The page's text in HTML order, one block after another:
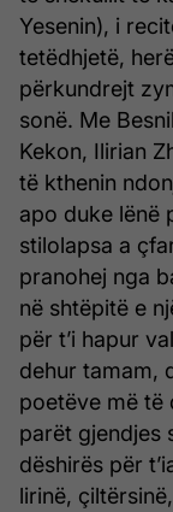
Yesenin), i
tetëdhjetë,
përkundrejt
sonë. Me
Kekon, Ilirian
të kthenin
apo duke lënë
stilolapsa a
pranohej nga
në shtëpitë e
për t’i hapur
dehur tamam,
poetëve më të
parët gjendjes
dëshirës për
lirinë,